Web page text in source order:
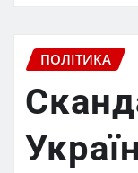
ПОЛІТИКА